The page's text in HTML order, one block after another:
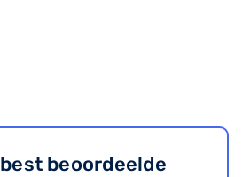
best beoordeelde